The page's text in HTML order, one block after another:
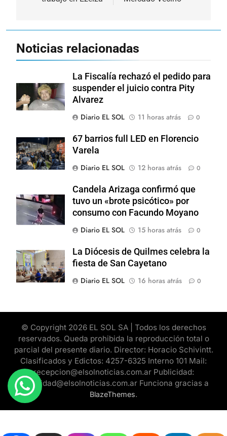
entradas
Noticias relacionadas
La Fiscalía rechazó el pedido para
suspender el juicio contra Pity
Alvarez
Diario EL SOL
11 horas atrás 0
67 barrios full LED en Florencio
Varela
Diario EL SOL
12 horas atrás 0
Candela Arizaga confirmó que
tuvo un «brote psicótico» por
consumo con Facundo Moyano
Diario EL SOL
15 horas atrás 0
La Diócesis de Quilmes celebra la
fiesta de San Cayetano
Diario EL SOL
16 horas atrás 0
© Copyright 2026 EL SOL SA | Todos los derechos
reservados. Queda prohibida la reproducción total o
parcial del presente diario. Director: Horacio Schivintt.
Clasificados y Edictos: 4257-6325 Interno 101 Mail:
recepcion@elsolnoticias.com.ar Publicidad:
publicidad@elsolnoticias.com.ar Funciona gracias a
BlazeThemes.